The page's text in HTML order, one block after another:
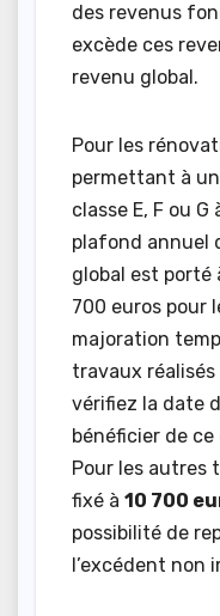
des revenus
excède ces
revenu global.
Pour les
permettant à
classe E, F ou G
plafond annuel
global est porté
700 euros pour
majoration
travaux
vérifiez la date
bénéficier de
Pour les autres
fixé à 10 700
possibilité de
l’excédent non